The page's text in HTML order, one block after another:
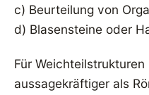
c) Beurteilung von
d) Blasensteine oder
Für
aussagekräftiger als